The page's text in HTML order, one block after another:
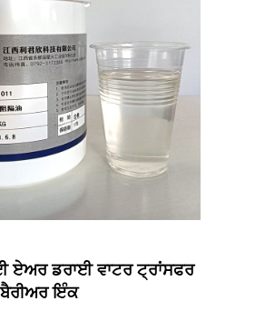
ਏਅਰ ਡਰਾਈ ਵਾਟਰ ਟ੍ਰਾਂਸਫਰ
ਬੈਰੀਅਰ ਇੰਕ